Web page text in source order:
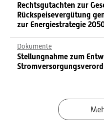
Rechtsgutachten zur
Rückspeisevergütung
zur Energiestrategie
Dokumente
Stellungnahme zum